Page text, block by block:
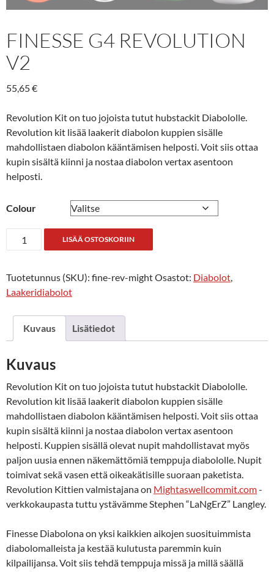
FINESSE G4 REVOLUTION
V2
55,65€
Revolution Kit on tuo jojoista tutut hubstackit Diabololle.
Revolution kit lisää laakerit diabolon kuppien sisälle
mahdollistaen diabolon kääntämisen helposti. Voit siis ottaa
kupin sisältä kiinni ja nostaa diabolon vertax asentoon
helposti.
Colour
Finesse
G4
V2
määrä
LISÄÄ OSTOSKORIIN
Tuotetunnus (SKU): fine-rev-mightOsastot: Diabolot,
Laakeridiabolot
Kuvaus Lisätiedot
Kuvaus
Revolution Kit on tuo jojoista tutut hubstackit Diabololle.
Revolution kit lisää laakerit diabolon kuppien sisälle
mahdollistaen diabolon kääntämisen helposti. Voit siis ottaa
kupin sisältä kiinni ja nostaa diabolon vertax asentoon
helposti. Kuppien sisällä olevat nupit mahdollistavat myös
paljon uusia ennen näkemättömiä temppuja diabololle. Nupit
toimivat sekä vasen että oikeakätisille suoraan paketista.
Revolution Kittien valmistajana on Mightaswellcommit.com-
verkkokaupasta tuttu ystävämme Stephen “LaNgErZ” Langley.
Finesse Diabolona on yksi kaikkien aikojen suosituimmista
diabolomalleista ja kestää kulutusta paremmin kuin
kilpailijansa. Voit siis tehdä temppuja missä ja millä säällä